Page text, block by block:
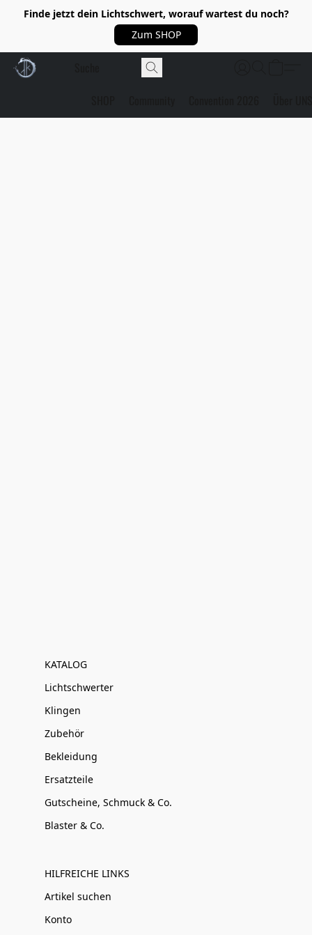
Finde jetzt dein Lichtschwert, worauf wartest du noch?
Zum SHOP
KATALOG
Lichtschwerter
Klingen
Zubehör
Bekleidung
Ersatzteile
Gutscheine, Schmuck & Co.
Blaster & Co.
HILFREICHE LINKS
Artikel suchen
Konto